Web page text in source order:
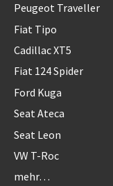
Peugeot Traveller
Fiat Tipo
Cadillac XT5
Fiat 124 Spider
Ford Kuga
Seat Ateca
Seat Leon
VW T-Roc
mehr…